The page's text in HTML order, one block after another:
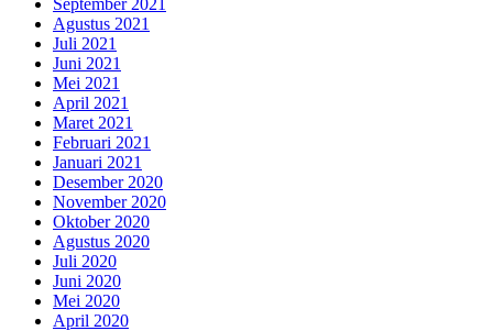
Agustus 2021
Juli 2021
Juni 2021
Mei 2021
April 2021
Maret 2021
Februari 2021
Januari 2021
Desember 2020
November 2020
Oktober 2020
Agustus 2020
Juli 2020
Juni 2020
Mei 2020
April 2020